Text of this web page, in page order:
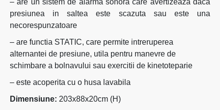
– are un sistem de alarma sonora care avertizeaza daca
presiunea in saltea este scazuta sau este una
necorespunzatoare
– are functia STATIC, care permite intreruperea
alternantei de presiune, utila pentru manevre de
schimbare a bolnavului sau exercitii de kinetoteparie
– este acoperita cu o husa lavabila
Dimensiune: 203x88x20cm (H)